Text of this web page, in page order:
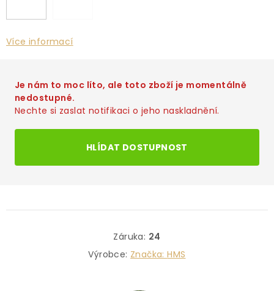
Více informací
Je nám to moc líto, ale toto zboží je momentálně
nedostupné.
Nechte si zaslat notifikaci o jeho naskladnění.
HLÍDAT DOSTUPNOST
Záruka: 24
Výrobce: Značka:HMS